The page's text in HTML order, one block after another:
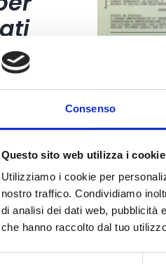
Consenso
Questo sito web utilizza i cookie
Utilizziamo i cookie per
nostro traffico. Condividiamo
di analisi dei dati web, pubblicità
che hanno raccolto dal tuo